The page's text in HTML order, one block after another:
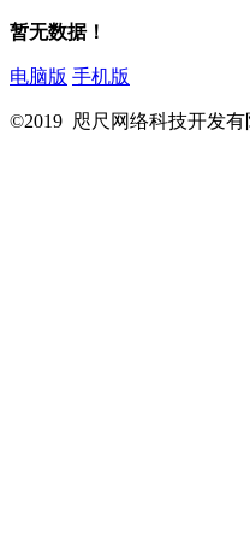
暂无数据！
电脑版 手机版
©2019 咫尺网络科技开发有